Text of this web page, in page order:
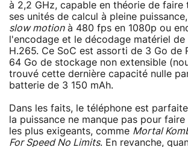
à 2,2 GHz, capable en théorie de faire
ses unités de calcul à pleine
slow motionà 480 fps en 1080p ou
l'encodage et le décodage matériel de
H.265. Ce SoC est assorti de 3 Go de
64 Go de stockage non extensible
trouvé cette dernière capacité nulle
batterie de 3 150 mAh.
Dans les faits, le téléphone est
la puissance ne manque pas pour
les plus exigeants, comme Mortal
For Speed No Limits. En revanche,